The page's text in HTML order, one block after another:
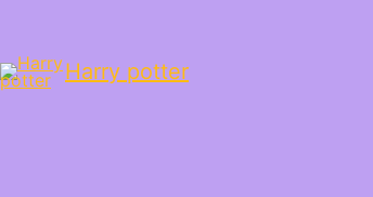
Harry potter